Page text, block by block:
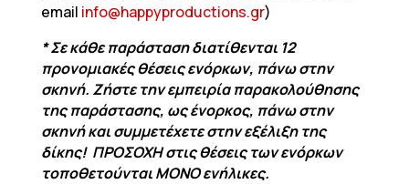
email info@happyproductions.gr)
* Σε κάθε παράσταση διατίθενται 12
προνομιακές θέσεις ενόρκων, πάνω στην
σκηνή. Ζήστε την εμπειρία παρακολούθησης
της παράστασης, ως ένορκος, πάνω στην
σκηνή και συμμετέχετε στην εξέλιξη της
δίκης! ΠΡΟΣΟΧΗ στις θέσεις των ενόρκων
τοποθετούνται ΜΟΝΟ ενήλικες.